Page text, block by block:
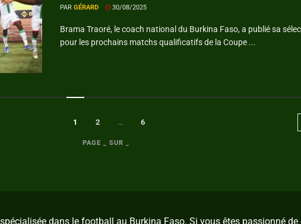
PAR GÉRARD 30/08/2025
Brama Traoré, le coach national du Burkina Faso, a publié sa
pour les prochains matchs qualificatifs de la Coupe ...
PAGE _ SUR _
1 2 … 6
dans le football au Burkina Faso. Si vous êtes passionné